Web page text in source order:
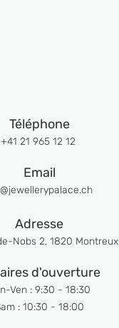
Téléphone
+41 21 965 12 12
Email
Adresse
Nobs 2, 1820 Montreux
d'ouverture
Ven : 9:30 - 18:30
: 10:30 - 18:00